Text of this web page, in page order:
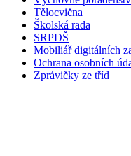
Tělocvična
Školská rada
SRPDŠ
Mobiliář digitálních
Ochrana osobních
Zprávičky ze tříd